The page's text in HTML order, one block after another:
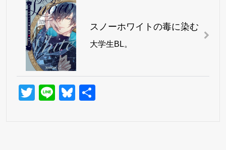
スノーホワイトの毒に染む
大学生BL。
Twitter
LineBluesky